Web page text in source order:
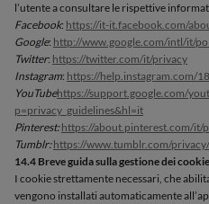
l’utente a consultare le rispettive
Facebook: https://it-it.facebook.com/
Google: http://www.google.com/intl/it/
Twitter: https://twitter.com/it/privacy
Instagram: https://help.instagram.com/
YouTubehttps://support.google.com/
p=privacy_guidelines&hl=it
Pinterest:https://about.pinterest.com/it/
Tumblr:https://www.tumblr.com/
14.4 Breve guida sulla gestione dei
I cookie strettamente necessari, che
vengono installati automaticamente